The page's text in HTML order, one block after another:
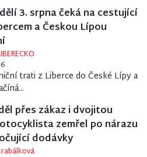
3. srpna čeká na cestující
a Českou Lípou
trati z Liberce do České Lípy a
přes zákaz i dvojitou
zemřel po nárazu
dodávky